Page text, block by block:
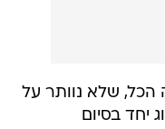
הכל, שלא נוותר על
יחד בסיום